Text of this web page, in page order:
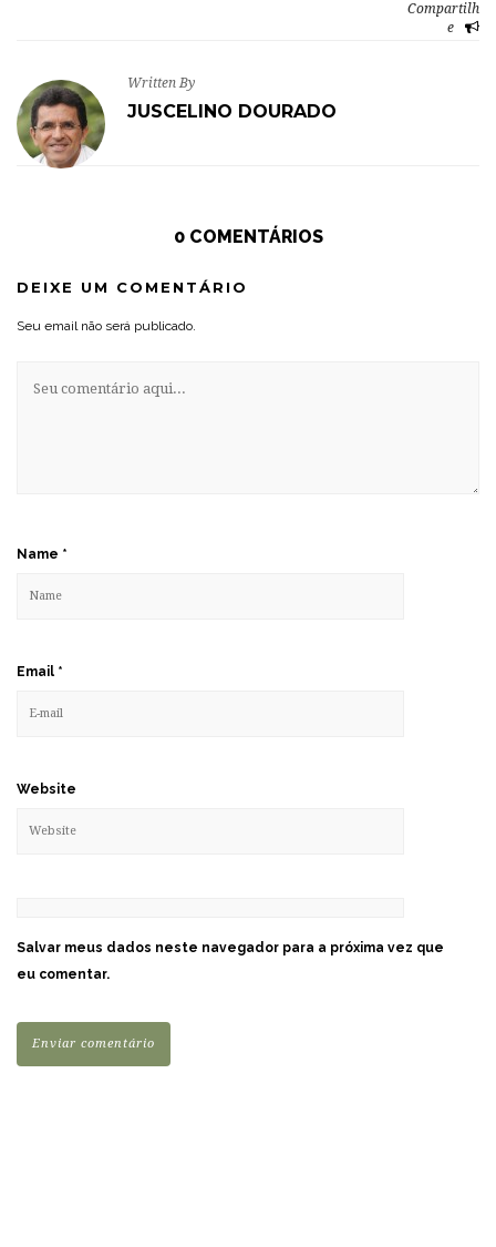
Compartilh
e
Written By
JUSCELINO DOURADO
0 COMENTÁRIOS
DEIXE UM COMENTÁRIO
Seu email não será publicado.
Name *
Email *
Website
Salvar meus dados neste navegador para a próxima vez que
eu comentar.